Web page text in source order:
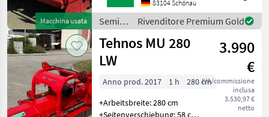
Macchina usata
(mech. verstellbar)-
Trapezpackerwalze d 50
cm- Doppelscheibenschar
83104 Schönau
Semina
e cura /
Horsch
Rivenditore Premium Gold
Tehnos MU 280
LW
3.990
€
IVA/commissione
inclusa
3.530,97 €
netto
Anno prod. 2017 1 h
280 cm
+Arbeitsbreite: 280 cm
+Seitenverschiebung: 58 cm